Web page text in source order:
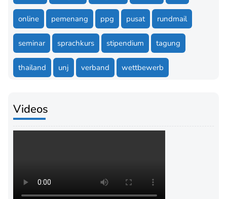
online pemenang ppg pusat rundmail
seminar sprachkurs stipendium tagung
thailand unj verband wettbewerb
Videos